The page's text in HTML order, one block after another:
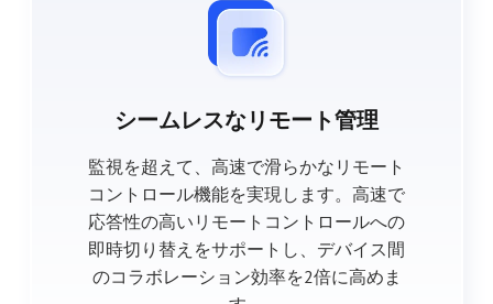
シームレスなリモート管理
監視を超えて、高速で滑らかなリモート
コントロール機能を実現します。高速で
応答性の高いリモートコントロールへの
即時切り替えをサポートし、デバイス間
のコラボレーション効率を2倍に高めま